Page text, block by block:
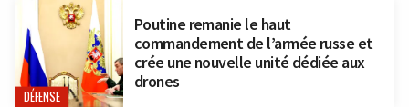
DÉFENSE
Poutine remanie le haut
commandement de l’armée russe et
crée une nouvelle unité dédiée aux
drones